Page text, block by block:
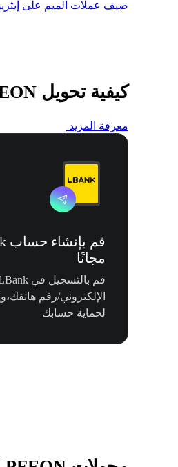
صيف عملات الميم على
كيفية تحويل PFEON إلى GBP
معرفة المزيد
مجانًا
الإلكتروني/رقم
لحماية حسابك